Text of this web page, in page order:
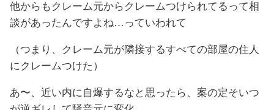
他からもクレーム元からクレームつけられてるって相
談があったんですよね…っていわれて
（つまり、クレーム元が隣接するすべての部屋の住人
にクレームつけた）
あ〜、近い内に自爆するなと思ったら、案の定そいつ